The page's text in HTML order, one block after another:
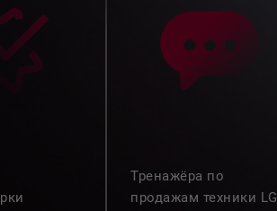
Тренажёра по
продажам техники LG